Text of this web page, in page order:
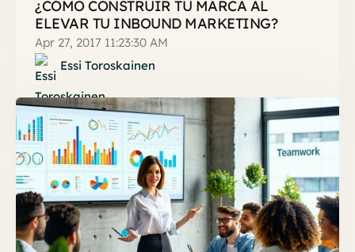
¿CÓMO CONSTRUIR TU MARCA AL
ELEVAR TU INBOUND MARKETING?
Apr 27, 2017 11:23:30 AM
Essi Toroskainen